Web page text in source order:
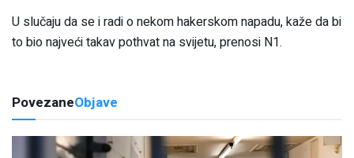
U slučaju da se i radi o nekom hakerskom napadu, kaže da bi
to bio najveći takav pothvat na svijetu, prenosi N1.
PovezaneObjave